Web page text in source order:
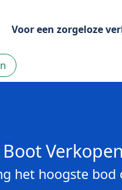
Voor een zorgeloze
Boot
het hoogste bod